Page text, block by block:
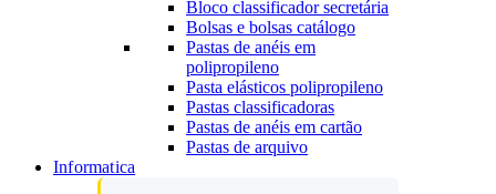
Bloco classificador secretária
Bolsas e bolsas catálogo
Pastas de anéis em
polipropileno
Pasta elásticos polipropileno
Pastas classificadoras
Pastas de anéis em cartão
Pastas de arquivo
Informatica